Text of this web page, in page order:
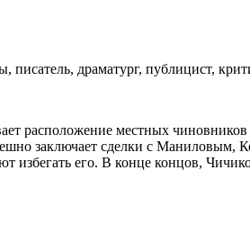
писатель, драматург, публицист,
расположение местных
заключает сделки с
избегать его. В конце концов,